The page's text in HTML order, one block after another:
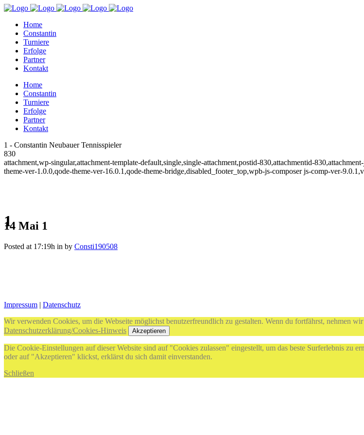
Home
Constantin
Turniere
Erfolge
Partner
Kontakt
Home
Constantin
Turniere
Erfolge
Partner
Kontakt
1 - Constantin Neubauer Tennisspieler
830
attachment,wp-singular,attachment-template-default,single,single-attachment,postid-830,attachmentid-
theme-ver-1.0.0,qode-theme-ver-16.0.1,qode-theme-bridge,disabled_footer_top,wpb-js-composer js-comp-ver-
1
14 Mai 1
Posted at 17:19h in by Consti190508
Impressum | Datenschutz
Wir verwenden Cookies, um die Webseite möglichst benutzerfreundlich zu gestalten. Wenn du fortfährst, nehmen
Datenschutzerklärung/Cookies-Hinweis
Akzeptieren
Die Cookie-Einstellungen auf dieser Website sind auf "Cookies zulassen" eingestellt, um das beste Surferlebnis zu
oder auf "Akzeptieren" klickst, erklärst du sich damit einverstanden.
Schließen